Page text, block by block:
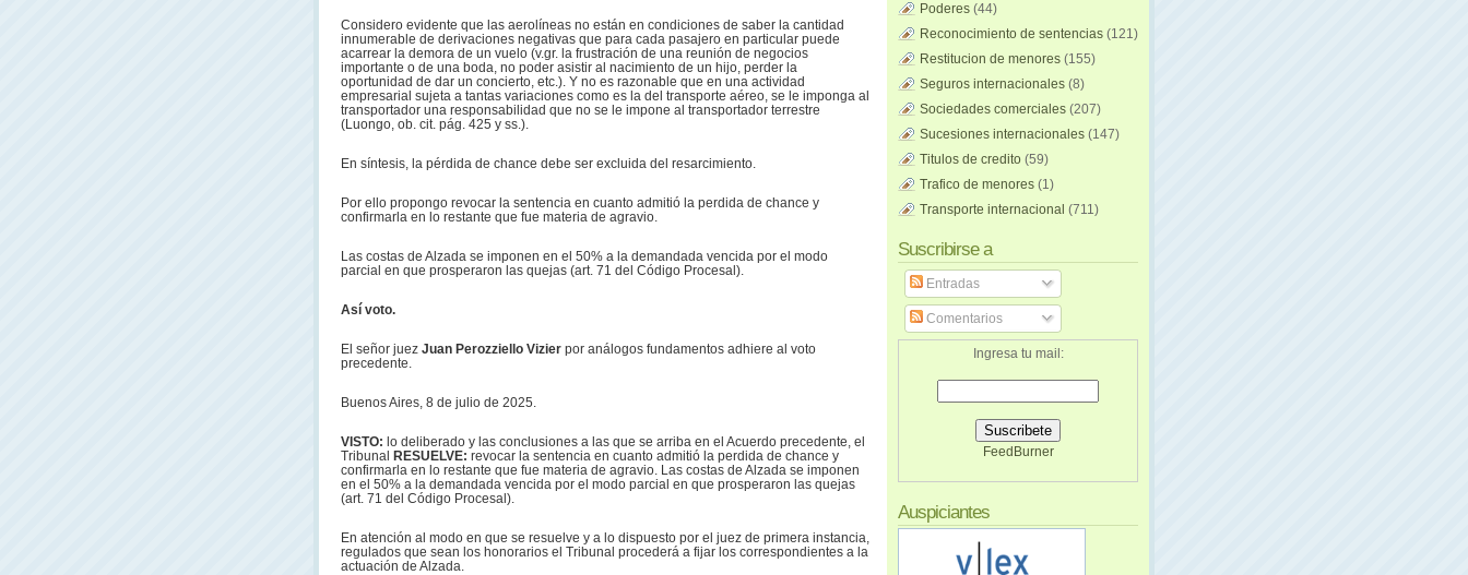
Considero evidente que las aerolíneas no están en condiciones de saber la cantidad
innumerable de derivaciones negativas que para cada pasajero en particular puede
acarrear la demora de un vuelo (v.gr. la frustración de una reunión de negocios
importante o de una boda, no poder asistir al nacimiento de un hijo, perder la
oportunidad de dar un concierto, etc.). Y no es razonable que en una actividad
empresarial sujeta a tantas variaciones como es la del transporte aéreo, se le imponga al
transportador una responsabilidad que no se le impone al transportador terrestre
(Luongo, ob. cit. pág. 425 y ss.).
En síntesis, la pérdida de chance debe ser excluida del resarcimiento.
Por ello propongo revocar la sentencia en cuanto admitió la perdida de chance y
confirmarla en lo restante que fue materia de agravio.
Las costas de Alzada se imponen en el 50% a la demandada vencida por el modo
parcial en que prosperaron las quejas (art. 71 del Código Procesal).
Así voto.
El señor juez Juan Perozziello Vizier por análogos fundamentos adhiere al voto
precedente.
Buenos Aires, 8 de julio de 2025.
VISTO: lo deliberado y las conclusiones a las que se arriba en el Acuerdo precedente, el
Tribunal RESUELVE: revocar la sentencia en cuanto admitió la perdida de chance y
confirmarla en lo restante que fue materia de agravio. Las costas de Alzada se imponen
en el 50% a la demandada vencida por el modo parcial en que prosperaron las quejas
(art. 71 del Código Procesal).
En atención al modo en que se resuelve y a lo dispuesto por el juez de primera instancia,
regulados que sean los honorarios el Tribunal procederá a fijar los correspondientes a la
actuación de Alzada.
Poderes (44)
Reconocimiento de sentencias (121)
Restitucion de menores (155)
Seguros internacionales (8)
Sociedades comerciales (207)
Sucesiones internacionales (147)
Titulos de credito (59)
Trafico de menores (1)
Transporte internacional (711)
Suscribirse a
Entradas
Comentarios
Ingresa tu mail:
FeedBurner
Auspiciantes